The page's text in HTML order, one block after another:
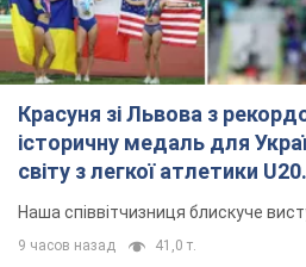
Красуня зі Львова з
історичну медаль для
світу з легкої атлетики
Наша співвітчизниця блискуче
9 часов назад 41,0 т.